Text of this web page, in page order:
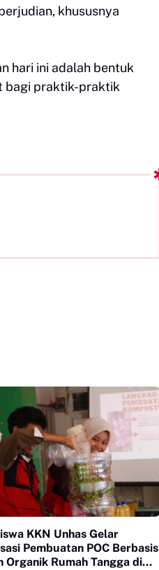
khususnya
hari ini adalah bentuk
bagi praktik-praktik
KKN Unhas Gelar
Pembuatan POC Berbasis
Organik Rumah Tangga di